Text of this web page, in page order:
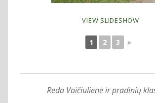
VIEW SLIDESHOW
1 2 3 ►
Reda Vaičiulienė ir pradinių